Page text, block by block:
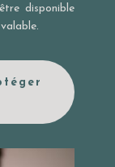
disponible